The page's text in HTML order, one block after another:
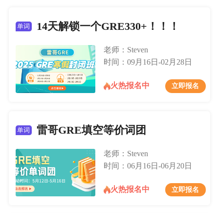
单词 14天解锁一个GRE330+！！！
老师：Steven
时间：09月16日-02月28日
火热报名中 立即报名
单词 雷哥GRE填空等价词团
老师：Steven
时间：06月16日-06月20日
火热报名中 立即报名